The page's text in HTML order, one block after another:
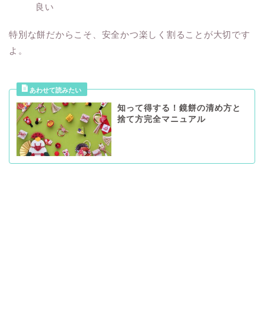
良い
特別な餅だからこそ、安全かつ楽しく割ることが大切です
よ。
知って得する！鏡餅の清め方と
捨て方完全マニュアル